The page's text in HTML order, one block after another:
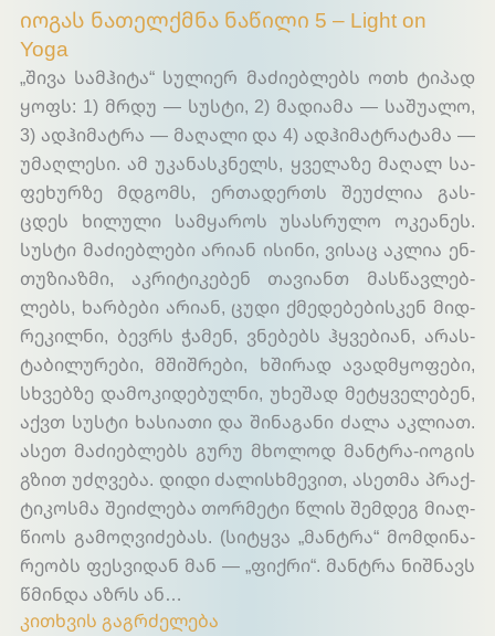
იოგას ნათელქმნა ნაწილი 5 – Light on
Yoga
„ში­ვა სამ­ჰი­ტა“ სუ­ლი­ერ მა­ძი­ებ­ლებს ოთხ ტი­პად
ყოფს: 1) მრდუ — სუს­ტი, 2) მა­დია­მა — სა­შუ­ალო,
3) ად­ჰი­მატ­რა — მა­ღა­ლი და 4) ად­ჰი­მატ­რა­ტა­მა —
უმაღ­ლე­სი. ამ უკა­ნას­კნელს, ყვე­ლა­ზე მა­ღალ სა­
ფე­ხურ­ზე მდგომს, ერ­თა­დერთს შე­უძ­ლია გას­
ცდეს ხი­ლუ­ლი სამ­ყა­როს უსას­რუ­ლო ოკეანეს.
სუს­ტი მა­ძი­ებ­ლე­ბი არი­ან ისი­ნი, ვი­საც აკ­ლია ენ­
თუ­ზი­აზ­მი, აკ­რი­ტი­კე­ბენ თა­ვი­ანთ მას­წავ­ლებ­
ლებს, ხარ­ბე­ბი არიან, ცუდი ქმე­დე­ბე­ბის­კენ მიდ­
რე­კილ­ნი, ბევრს ჭა­მენ, ვნე­ბებს ჰყვე­ბი­ან, არას­
ტა­ბი­ლუ­რე­ბი, მშიშ­რე­ბი, ხში­რად ავად­მყო­ფე­ბი,
სხვებ­ზე და­მო­კი­დე­ბულ­ნი, უხე­შად მეტ­ყვე­ლე­ბენ,
აქვთ სუს­ტი ხა­სია­თი და ში­ნა­გა­ნი ძა­ლა აკ­ლი­ათ.
ასეთ მა­ძი­ებ­ლებს გუ­რუ მხო­ლოდ მან­ტრა-იო­გის
გზით უძ­ღვე­ბა. დი­დი ძა­ლის­ხმე­ვით, ასეთ­მა პრაქ­
ტი­კოს­მა შე­იძ­ლე­ბა თორ­მე­ტი წლის შემ­დეგ მი­აღ­
წი­ოს გამოღვი­ძე­ბას. (სიტ­ყვა „მან­ტრა“ მომ­დი­ნა­
რე­ობს ფეს­ვი­დან მან — „ფიქ­რი“. მან­ტრა ნიშ­ნავს
წმინ­და აზრს ან…
კითხვის გაგრძელება